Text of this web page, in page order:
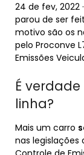
24 de fev, 2022
parou de ser
motivo são os
pelo Proconve
Emissões
É
linha?
Mais um carro
nas legislações